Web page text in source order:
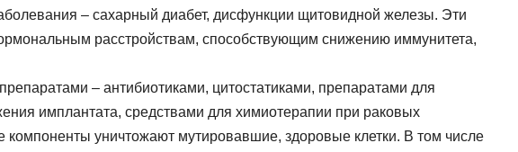
– сахарный диабет, дисфункции щитовидной железы. Эти
расстройствам, способствующим снижению иммунитета,
– антибиотиками, цитостатиками, препаратами для
имплантата, средствами для химиотерапии при раковых
компоненты уничтожают мутировавшие, здоровые клетки. В том числе